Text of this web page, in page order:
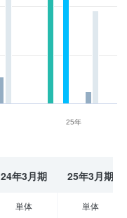
25年
24年3月期 25年3月期
単体 単体